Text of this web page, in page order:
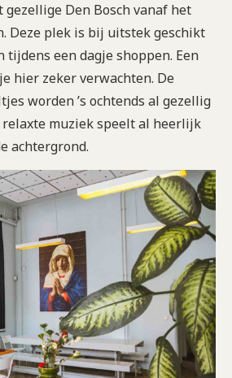
Den Bosch vanaf het
Deze plek is bij uitstek geschikt
een dagje shoppen. Een
hier zeker verwachten. De
worden ’s ochtends al gezellig
relaxte muziek speelt al heerlijk
achtergrond.